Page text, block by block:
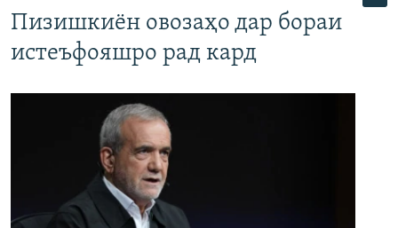
Пизишкиён овозаҳо дар бораи
истеъфояшро рад кард